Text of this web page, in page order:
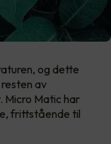
og dette
av
Micro Matic har
frittstående til